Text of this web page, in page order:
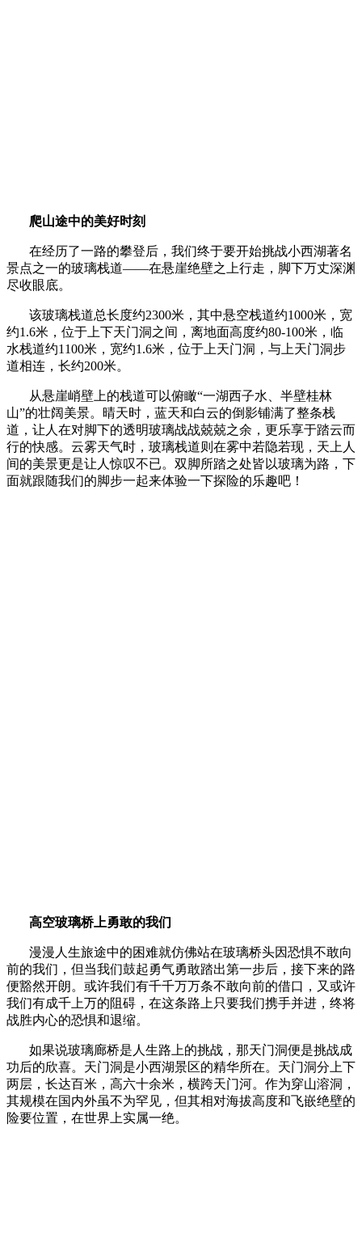
爬山途中的美好时刻
在经历了一路的攀登后，我们终于要开始挑战小西湖著名
景点之一的玻璃栈道——在悬崖绝壁之上行走，脚下万丈深渊
尽收眼底。
该玻璃栈道总长度约2300米，其中悬空栈道约1000米，宽
约1.6米，位于上下天门洞之间，离地面高度约80-100米，临
水栈道约1100米，宽约1.6米，位于上天门洞，与上天门洞步
道相连，长约200米。
从悬崖峭壁上的栈道可以俯瞰“一湖西子水、半壁桂林
山”的壮阔美景。晴天时，蓝天和白云的倒影铺满了整条栈
道，让人在对脚下的透明玻璃战战兢兢之余，更乐享于踏云而
行的快感。云雾天气时，玻璃栈道则在雾中若隐若现，天上人
间的美景更是让人惊叹不已。双脚所踏之处皆以玻璃为路，下
面就跟随我们的脚步一起来体验一下探险的乐趣吧！
高空玻璃桥上勇敢的我们
漫漫人生旅途中的困难就仿佛站在玻璃桥头因恐惧不敢向
前的我们，但当我们鼓起勇气勇敢踏出第一步后，接下来的路
便豁然开朗。或许我们有千千万万条不敢向前的借口，又或许
我们有成千上万的阻碍，在这条路上只要我们携手并进，终将
战胜内心的恐惧和退缩。
如果说玻璃廊桥是人生路上的挑战，那天门洞便是挑战成
功后的欣喜。天门洞是小西湖景区的精华所在。天门洞分上下
两层，长达百米，高六十余米，横跨天门河。作为穿山溶洞，
其规模在国内外虽不为罕见，但其相对海拔高度和飞嵌绝壁的
险要位置，在世界上实属一绝。